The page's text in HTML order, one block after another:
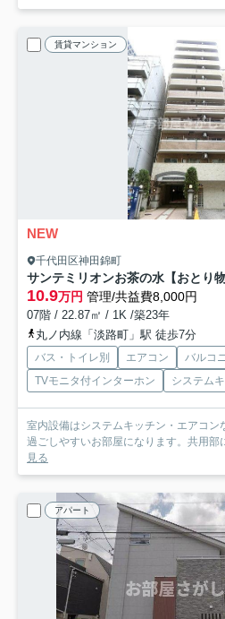
賃貸マンション
NEW
千代田区神田錦町
10.9万円 管理/共益費8,000円
07階 / 22.87㎡ / 1K /築23年
丸ノ内線「淡路町」駅 徒歩7分
バス・トイレ別 エアコン バルコ
TVモニタ付インターホン
システム
室内設備はシステムキッチン・エアコン
過ごしやすいお部屋になります。共用部
見る
アパート